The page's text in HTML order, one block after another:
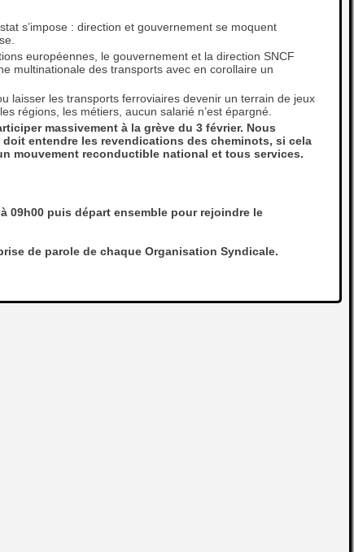
s’impose : direction et gouvernement se moquent
européennes, le gouvernement et la direction SNCF
multinationale des transports avec en corollaire un
laisser les transports ferroviaires devenir un terrain de jeux
régions, les métiers, aucun salarié n’est épargné.
massivement à la grève du 3 février. Nous
entendre les revendications des cheminots, si cela
mouvement reconductible national et tous services.
09h00 puis départ ensemble pour rejoindre le
de parole de chaque Organisation Syndicale.